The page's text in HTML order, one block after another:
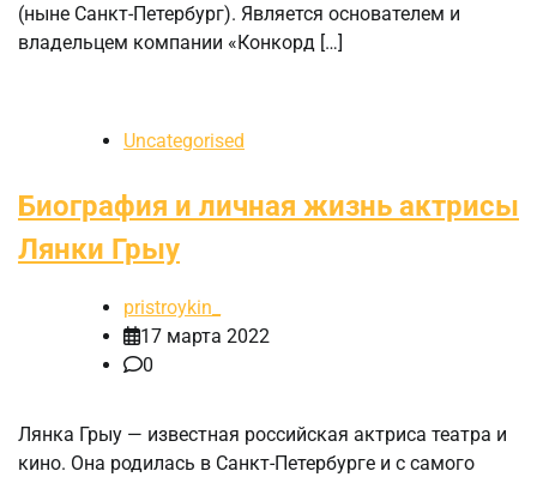
(ныне Санкт-Петербург). Является основателем и
владельцем компании «Конкорд […]
Uncategorised
Биография и личная жизнь актрисы
Лянки Грыу
pristroykin_
17 марта 2022
0
Лянка Грыу — известная российская актриса театра и
кино. Она родилась в Санкт-Петербурге и с самого